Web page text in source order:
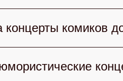
гости. Также
учитывайте
и формат шоу.
будет искренним и
концерты комиков
категории билетов на
оптимальный